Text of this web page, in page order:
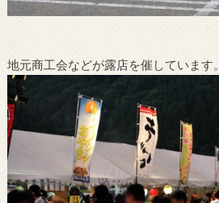
地元商工会などが露店を催しています。